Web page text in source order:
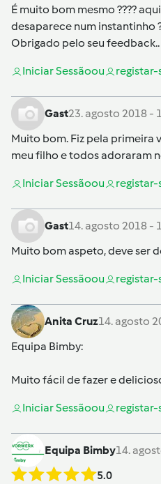
É muito bom mesmo ????
desaparece num instantinho
Obrigado pelo seu feedback..
Iniciar Sessãoou registar-
Gast23. agosto 2018 -
Muito bom. Fiz pela primeira
meu filho e todos adoraram
Iniciar Sessãoou registar-
Gast14. agosto 2018 -
Muito bom aspeto, deve ser
Iniciar Sessãoou registar-
Anita Cruz14. agosto
Equipa Bimby:
Muito fácil de fazer e
Iniciar Sessãoou registar-
Equipa Bimby14.
5.0